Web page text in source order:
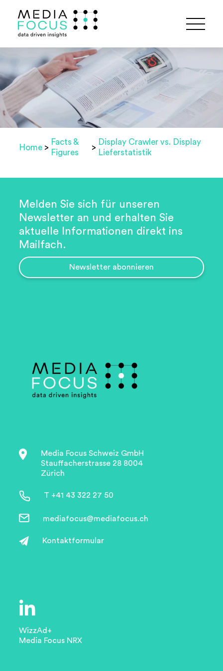
Home >
Facts &
Figures
>
Display Crawler vs. Display
Lieferstatistik
Melden Sie sich für unseren
Newsletter an und erhalten Sie
aktuelle Informationen direkt ins
Mailfach.
Media Focus Schweiz GmbH
Stauffacherstrasse 28 8004
Zürich
T +41 43 322 27 50
mediafocus@mediafocus.ch
Kontaktformular
WizzAd+
Media Focus NRX